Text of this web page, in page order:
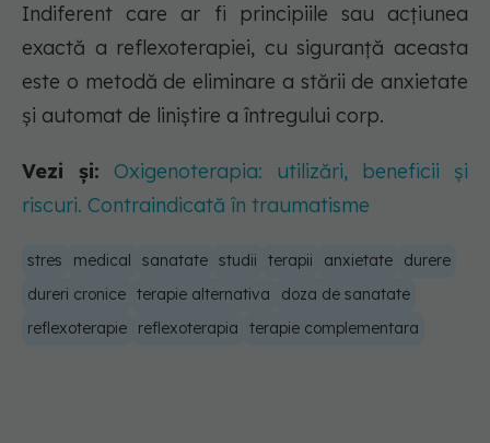
Indiferent care ar fi principiile sau acțiunea
exactă a reflexoterapiei, cu siguranță aceasta
este o metodă de eliminare a stării de anxietate
și automat de liniștire a întregului corp.
Vezi și:
Oxigenoterapia: utilizări, beneficii și
riscuri. Contraindicată în traumatisme
stres medical sanatate studii terapii anxietate
durere
dureri cronice terapie alternativa
doza de sanatate
reflexoterapie
reflexoterapia terapie complementara